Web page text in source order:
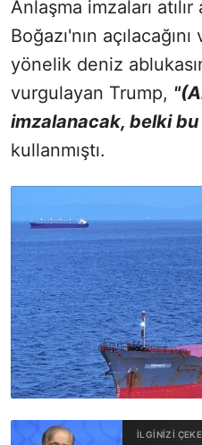
Anlaşma imzaları
Boğazı'nın
yönelik deniz
vurgulayan Trump,
imzalanacak, belki
kullanmıştı.